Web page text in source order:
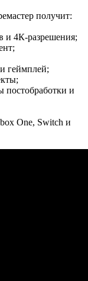
получит:
и 4К-разрешения;
геймплей;
постобработки и
One, Switch и